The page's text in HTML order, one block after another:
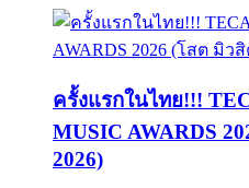
ครั้งแรกในไทย!!!
MUSIC AWARDS
2026)